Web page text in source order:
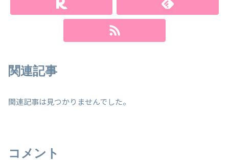
関連記事
関連記事は見つかりませんでした。
コメント